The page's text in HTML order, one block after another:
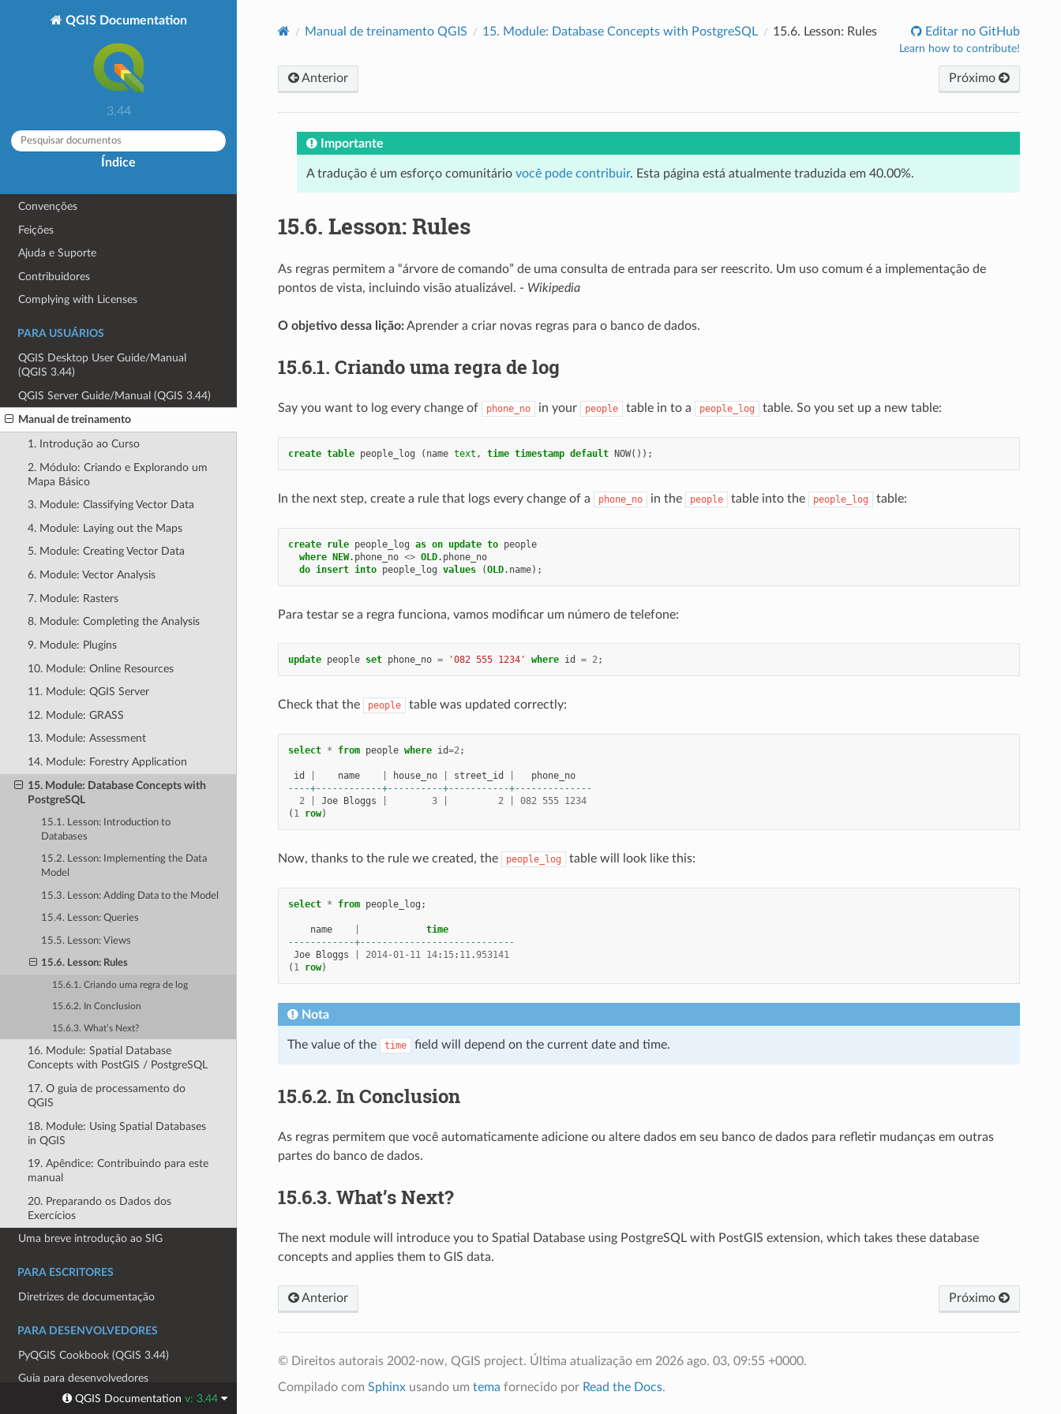
QGIS Documentation
3.44
Índice
SOBRE QGIS
Convenções
Feições
Ajuda e Suporte
Contribuidores
Complying with Licenses
PARA USUÁRIOS
QGIS Desktop User Guide/Manual
(QGIS 3.44)
QGIS Server Guide/Manual (QGIS 3.44)
Manual de treinamento
1. Introdução ao Curso
2. Módulo: Criando e Explorando um
Mapa Básico
3. Module: Classifying Vector Data
4. Module: Laying out the Maps
5. Module: Creating Vector Data
6. Module: Vector Analysis
7. Module: Rasters
8. Module: Completing the Analysis
9. Module: Plugins
10. Module: Online Resources
11. Module: QGIS Server
12. Module: GRASS
13. Module: Assessment
14. Module: Forestry Application
15. Module: Database Concepts with
PostgreSQL
15.1. Lesson: Introduction to
Databases
15.2. Lesson: Implementing the Data
Model
15.3. Lesson: Adding Data to the Model
15.4. Lesson: Queries
15.5. Lesson: Views
15.6. Lesson: Rules
15.6.1. Criando uma regra de log
15.6.2. In Conclusion
15.6.3. What’s Next?
16. Module: Spatial Database
Concepts with PostGIS / PostgreSQL
17. O guia de processamento do
QGIS
18. Module: Using Spatial Databases
in QGIS
19. Apêndice: Contribuindo para este
manual
20. Preparando os Dados dos
Exercícios
Uma breve introdução ao SIG
PARA ESCRITORES
Diretrizes de documentação
PARA DESENVOLVEDORES
PyQGIS Cookbook (QGIS 3.44)
Guia para desenvolvedores
Manual de treinamento QGIS 15. Module: Database Concepts with PostgreSQL 15.6. Lesson: Rules Editar no GitHub
Learn how to contribute!
Anterior Próximo
Importante
A tradução é um esforço comunitário você pode contribuir. Esta página está atualmente traduzida em 40.00%.
15.6. Lesson: Rules
As regras permitem a “árvore de comando” de uma consulta de entrada para ser reescrito. Um uso comum é a implementação de
pontos de vista, incluindo visão atualizável. - Wikipedia
O objetivo dessa lição:Aprender a criar novas regras para o banco de dados.
15.6.1. Criando uma regra de log
Say you want to log every change of phone_no in your people table in to a people_log table. So you set up a new table:
create table people_log ( name text , time timestamp default NOW());
In the next step, create a rule that logs every change of a phone_no in the people table into the people_log table:
create rule people_log as on update to people
where NEW. phone_no <> OLD. phone_no
do insert into people_log values (OLD. name);
Para testar se a regra funciona, vamos modificar um número de telefone:
update people set phone_no = '082 555 1234' where id = 2;
Check that the people table was updated correctly:
select * from people where id=2;
id name house_no street_id
phone_no
----+------------+----------+-----------+--------------
2
Joe Bloggs 3 2 082 555 1234
( 1 row)
Now, thanks to the rule we created, the people_log table will look like this:
select * from people_log ;
name
time
------------+----------------------------
Joe Bloggs 2014-01- 11 14: 15: 11.953141
( 1 row)
Nota
The value of the time field will depend on the current date and time.
15.6.2. In Conclusion
As regras permitem que você automaticamente adicione ou altere dados em seu banco de dados para refletir mudanças em outras
partes do banco de dados.
15.6.3. What’s Next?
The next module will introduce you to Spatial Database using PostgreSQL with PostGIS extension, which takes these database
concepts and applies them to GIS data.
Anterior Próximo
© Direitos autorais 2002-now, QGIS project. Última atualização em 2026 ago. 03, 09:55 +0000.
Compilado com Sphinxusando um tema fornecido por Read the Docs.
QGIS Documentation v: 3.44